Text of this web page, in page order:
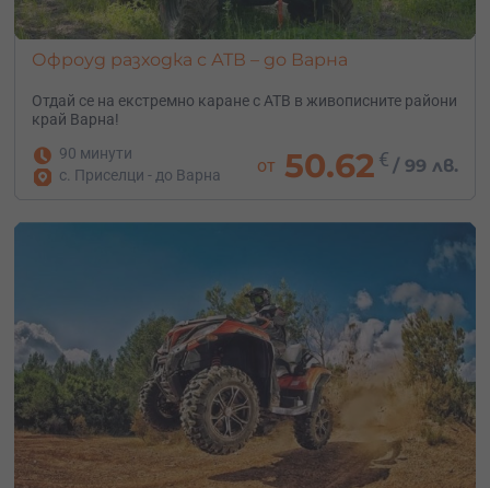
Офроуд разходка с АТВ – до Варна
Отдай се на екстремно каране с АТВ в живописните райони
край Варна!
90 минути
с. Приселци - до Варна
от 50.62 € /99 лв.